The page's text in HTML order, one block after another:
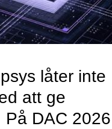
låter inte
att ge
På DAC 2026